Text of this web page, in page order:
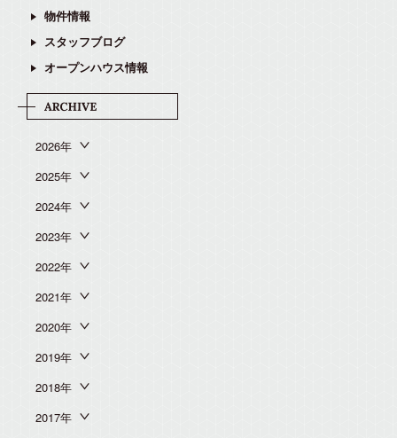
物件情報
スタッフブログ
オープンハウス情報
2026年
2025年
2024年
2023年
2022年
2021年
2020年
2019年
2018年
2017年